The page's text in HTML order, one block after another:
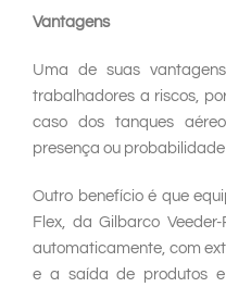
Vantagens
Uma de suas
trabalhadores a riscos,
caso dos tanques
presença ou
Outro benefício é que
Flex, da Gilbarco
automaticamente, com
e a saída de produtos